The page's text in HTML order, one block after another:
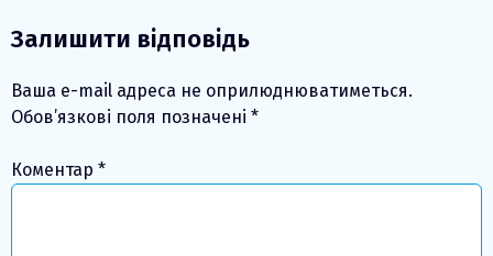
Залишити відповідь
Ваша e-mail адреса не оприлюднюватиметься.
Обов’язкові поля позначені *
Коментар *